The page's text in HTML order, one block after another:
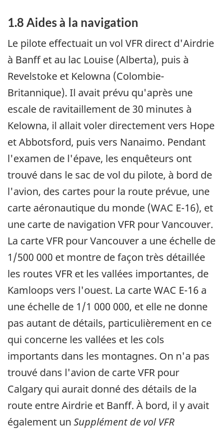
1.8 Aides à la navigation
Le pilote effectuait un vol VFR direct d'Airdrie
à Banff et au lac Louise (Alberta), puis à
Revelstoke et Kelowna (Colombie-
Britannique). Il avait prévu qu'après une
escale de ravitaillement de 30 minutes à
Kelowna, il allait voler directement vers Hope
et Abbotsford, puis vers Nanaimo. Pendant
l'examen de l'épave, les enquêteurs ont
trouvé dans le sac de vol du pilote, à bord de
l'avion, des cartes pour la route prévue, une
carte aéronautique du monde (WAC E-16), et
une carte de navigation VFR pour Vancouver.
La carte VFR pour Vancouver a une échelle de
1/500 000 et montre de façon très détaillée
les routes VFR et les vallées importantes, de
Kamloops vers l'ouest. La carte WAC E-16 a
une échelle de 1/1 000 000, et elle ne donne
pas autant de détails, particulièrement en ce
qui concerne les vallées et les cols
importants dans les montagnes. On n'a pas
trouvé dans l'avion de carte VFR pour
Calgary qui aurait donné des détails de la
route entre Airdrie et Banff. À bord, il y avait
également un Supplément de vol VFR